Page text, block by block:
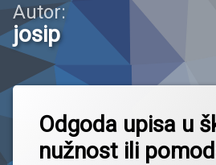
Skupine
Za roditelje
Jelovnik
Autor:
josip
Odgoda upisa u
nužnost ili